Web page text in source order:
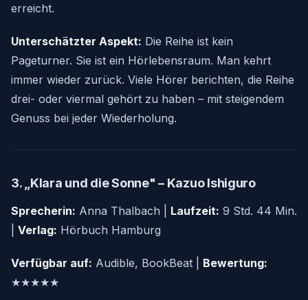
erreicht.
Unterschätzter Aspekt: Die Reihe ist kein
Pageturner. Sie ist ein Hörlebensraum. Man kehrt
immer wieder zurück. Viele Hörer berichten, die Reihe
drei- oder viermal gehört zu haben – mit steigendem
Genuss bei jeder Wiederholung.
3. „Klara und die Sonne" – Kazuo Ishiguro
Sprecherin: Anna Thalbach | Laufzeit: 9 Std. 44 Min.
Verlag: Hörbuch Hamburg
Verfügbar auf: Audible, BookBeat | Bewertung:
★★★★★